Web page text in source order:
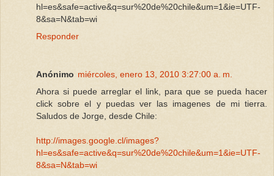
hl=es&safe=active&q=sur%20de%20chile&um=1&ie=UTF-
8&sa=N&tab=wi
Responder
Anónimo miércoles, enero 13, 2010 3:27:00 a. m.
Ahora si puede arreglar el link, para que se pueda hacer
click sobre el y puedas ver las imagenes de mi tierra.
Saludos de Jorge, desde Chile:
http://images.google.cl/images?
hl=es&safe=active&q=sur%20de%20chile&um=1&ie=UTF-
8&sa=N&tab=wi